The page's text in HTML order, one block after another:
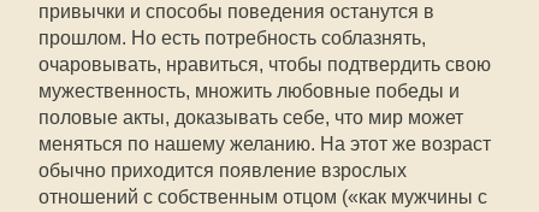
привычки и способы поведения останутся в
прошлом. Но есть потребность соблазнять,
очаровывать, нравиться, чтобы подтвердить свою
мужественность, множить любовные победы и
половые акты, доказывать себе, что мир может
меняться по нашему желанию. На этот же возраст
обычно приходится появление взрослых
отношений с собственным отцом («как мужчины с